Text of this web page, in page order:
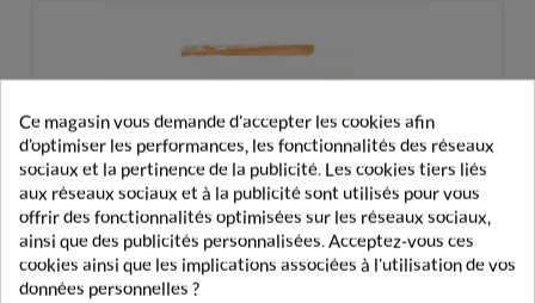
Ce magasin vous demande d'accepter les cookies afin
d'optimiser les performances, les fonctionnalités des réseaux
sociaux et la pertinence de la publicité. Les cookies tiers liés
aux réseaux sociaux et à la publicité sont utilisés pour vous
offrir des fonctionnalités optimisées sur les réseaux sociaux,
ainsi que des publicités personnalisées. Acceptez-vous ces
cookies ainsi que les implications associées à l'utilisation de vos
données personnelles ?